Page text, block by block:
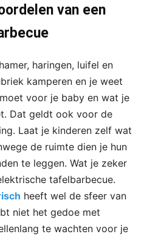
van een
haringen, luifel en
kamperen en je weet
voor je baby en wat je
Dat geldt ook voor de
Laat je kinderen zelf wat
de ruimte dien je hun
te leggen. Wat je zeker
tafelbarbecue.
heeft wel de sfeer van
niet het gedoe met
te wachten voor je